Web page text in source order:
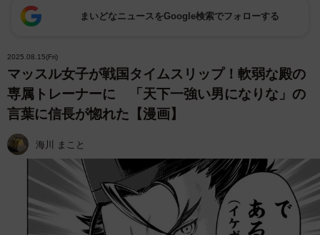
まいどなニュースをGoogle検索でフォローする
2025.08.15(Fri)
マッスル女子が戦国タイムスリップ！軟弱な殿の
専属トレーナーに 「天下一強い男になりな」の
言葉に信長が惚れた【漫画】
海川 まこと